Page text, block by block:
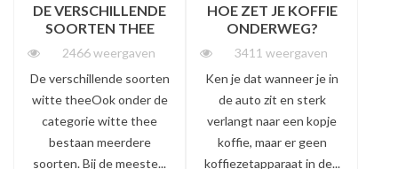
DE VERSCHILLENDE
SOORTEN THEE
2466 weergaven
De verschillende soorten
witte theeOok onder de
categorie witte thee
bestaan meerdere
soorten. Bij de meeste...
HOE ZET JE KOFFIE
ONDERWEG?
3411 weergaven
Ken je dat wanneer je in
de auto zit en sterk
verlangt naar een kopje
koffie, maar er geen
koffiezetapparaat in de...